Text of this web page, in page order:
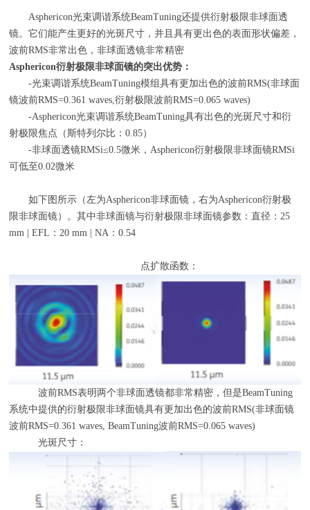
Asphericon光束调谐系统BeamTuning还提供衍射极限非球面透
镜。它们能产生更好的光斑尺寸，并且具有更出色的表面形状偏差，
波前RMS非常出色，非球面透镜非常精密
Asphericon衍射极限非球面镜的突出优势：
-光束调谐系统BeamTuning模组具有更加出色的波前RMS(非球面
镜波前RMS=0.361 waves,衍射极限波前RMS=0.065 waves)
-Asphericon光束调谐系统BeamTuning具有出色的光斑尺寸和衍
射极限焦点（斯特列尔比：0.85）
-非球面透镜RMSi≤0.5微米， Asphericon衍射极限非球面镜RMSi
可低至0.02微米
如下图所示（左为Asphericon非球面镜，右为Asphericon衍射极
限非球面镜）。其中非球面镜与衍射极限非球面镜参数：直径：25
mm | EFL ：20 mm | NA ：0.54
点扩散函数：
波前RMS表明两个非球面透镜都非常精密，但是BeamTuning
系统中提供的衍射极限非球面镜具有更加出色的波前RMS(非球面镜
波前RMS=0.361 waves, BeamTuning波前RMS=0.065 waves)
光斑尺寸：